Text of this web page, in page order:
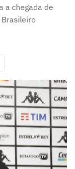
a chegada de